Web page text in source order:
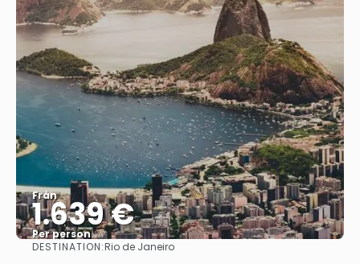
Från
1.639 €
Per person
Se
DESTINATION:Rio de Janeiro